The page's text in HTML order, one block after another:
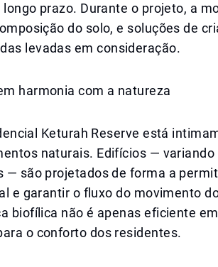
prazo. Durante o projeto, a
do solo, e soluções de
levadas em consideração.
harmonia com a natureza
Keturah Reserve está
naturais. Edifícios —
— são projetados de forma a
e garantir o fluxo do movimento
biofílica não é apenas eficiente
o conforto dos residentes.